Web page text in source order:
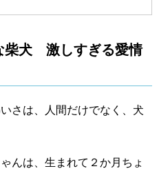
柴犬 激しすぎる愛情
さは、人間だけでなく、犬
んは、生まれて２か月ちょ